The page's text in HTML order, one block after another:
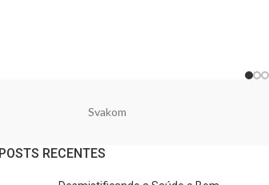
Svakom
POSTS RECENTES